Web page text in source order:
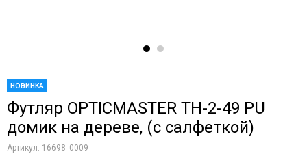
НОВИНКА
Футляр OPTICMASTER ТН-2-49 PU
домик на дереве, (с салфеткой)
Артикул: 16698_0009